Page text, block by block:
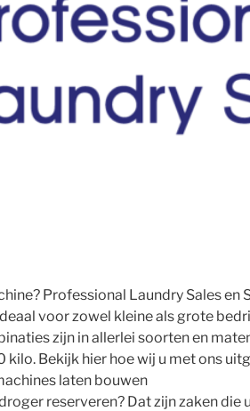
Professional Laundry Sales
voor zowel kleine als grote
zijn in allerlei soorten en
Bekijk hier hoe wij u met ons
laten bouwen
reserveren? Dat zijn zaken